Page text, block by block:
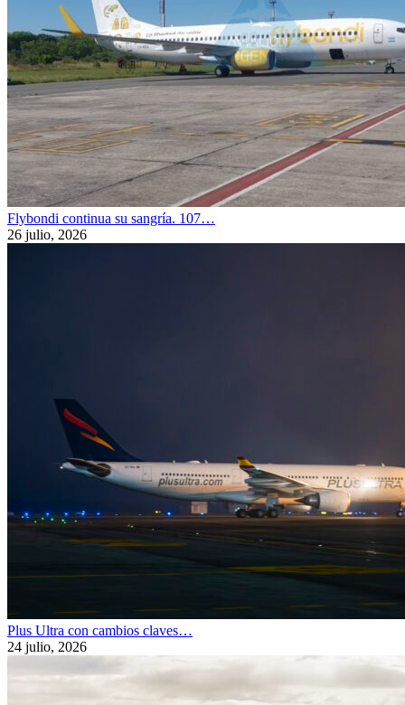
Flybondi continua su sangría. 107…
26 julio, 2026
Plus Ultra con cambios claves…
24 julio, 2026